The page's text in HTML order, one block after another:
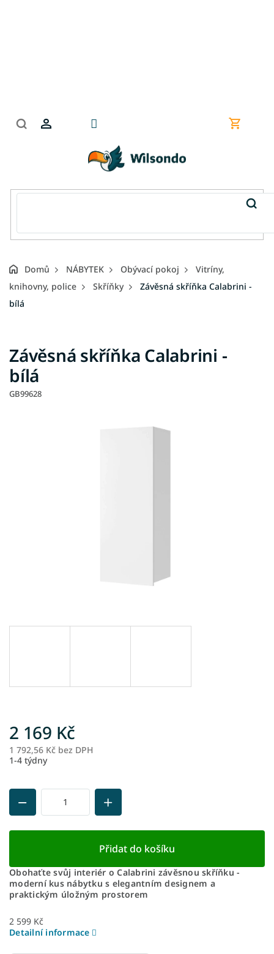
Nákupní
Domů NÁBYTEK Obývací pokoj
Vitríny,
knihovny, police
Skříňky
Závěsná skříňka Calabrini -
bílá
Závěsná skříňka Calabrini -
bílá
GB99628
2 169 Kč
1 792,56 Kč bez DPH
1-4 týdny
Přidat do košíku
Obohaťte svůj interiér o Calabrini závěsnou skříňku -
moderní kus nábytku s elegantním designem a
praktickým úložným prostorem
2 599 Kč
Detailní informace